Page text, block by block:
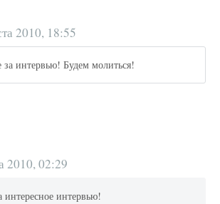
2010, 18:55
интервью! Будем молиться!
2010, 02:29
интересное интервью!